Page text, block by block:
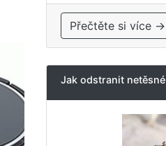
Přečtěte si více →
Jak odstranit